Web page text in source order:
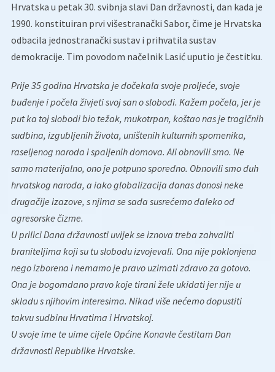
Hrvatska u petak 30. svibnja slavi Dan državnosti, dan kada je
1990. konstituiran prvi višestranački Sabor, čime je Hrvatska
odbacila jednostranački sustav i prihvatila sustav
demokracije. Tim povodom načelnik Lasić uputio je čestitku.
Prije 35 godina Hrvatska je dočekala svoje proljeće, svoje
buđenje i počela živjeti svoj san o slobodi. Kažem počela, jer je
put ka toj slobodi bio težak, mukotrpan, koštao nas je tragičnih
sudbina, izgubljenih života, uništenih kulturnih spomenika,
raseljenog naroda i spaljenih domova. Ali obnovili smo. Ne
samo materijalno, ono je potpuno sporedno. Obnovili smo duh
hrvatskog naroda, a iako globalizacija danas donosi neke
drugačije izazove, s njima se sada susrećemo daleko od
agresorske čizme.
U prilici Dana državnosti uvijek se iznova treba zahvaliti
braniteljima koji su tu slobodu izvojevali. Ona nije poklonjena
nego izborena i nemamo je pravo uzimati zdravo za gotovo.
Ona je bogomdano pravo koje tirani žele ukidati jer nije u
skladu s njihovim interesima. Nikad više nećemo dopustiti
takvu sudbinu Hrvatima i Hrvatskoj.
U svoje ime te uime cijele Općine Konavle čestitam Dan
državnosti Republike Hrvatske.